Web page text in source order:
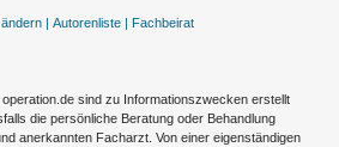
| Autorenliste | Fachbeirat
sind zu Informationszwecken erstellt
die persönliche Beratung oder Behandlung
anerkannten Facharzt. Von einer eigenständigen